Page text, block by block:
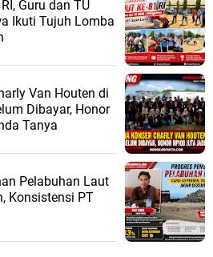
Guru dan TU
Ikuti Tujuh Lomba
Van Houten di
Dibayar, Honor
Tanya
Pelabuhan Laut
Konsistensi PT